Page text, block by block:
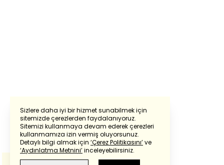
Sizlere daha iyi bir hizmet sunabilmek için
sitemizde çerezlerden faydalanıyoruz.
Sitemizi kullanmaya devam ederek çerezleri
kullanmamıza izin vermiş oluyorsunuz.
Detaylı bilgi almak için ‘Çerez Politikasını’ve
‘Aydınlatma Metnini’inceleyebilirsiniz.
Powered by Translate
Bu çevirideGoogle Transletekullanılmıştır.